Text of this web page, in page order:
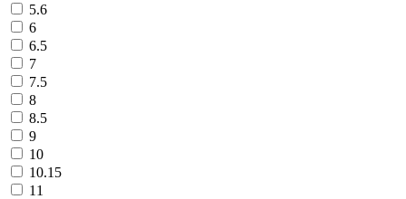
5.6
6
6.5
7
7.5
8
8.5
9
10
10.15
11